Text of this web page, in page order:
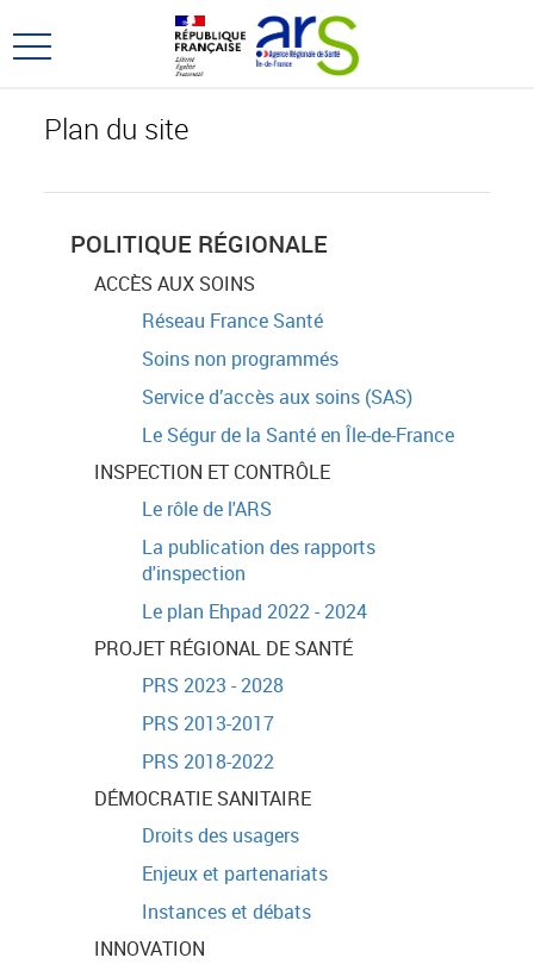
au
menu
au
contenu
Ouvrir
principal
Plan du site
POLITIQUE RÉGIONALE
ACCÈS AUX SOINS
Réseau France Santé
Soins non programmés
Service d’accès aux soins (SAS)
Le Ségur de la Santé en Île-de-France
INSPECTION ET CONTRÔLE
Le rôle de l'ARS
La publication des rapports
d'inspection
Le plan Ehpad 2022 - 2024
PROJET RÉGIONAL DE SANTÉ
PRS 2023 - 2028
PRS 2013-2017
PRS 2018-2022
DÉMOCRATIE SANITAIRE
Droits des usagers
Enjeux et partenariats
Instances et débats
INNOVATION